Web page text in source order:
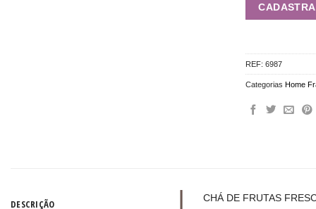
REF:6987
CategoriasHome
DESCRIÇÃO
CHÁ DE FRUTAS